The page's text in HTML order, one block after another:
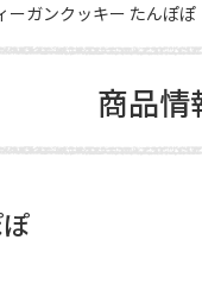
ーガンクッキー たんぽぽ
商品情